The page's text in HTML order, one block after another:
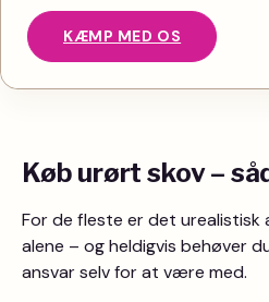
KÆMP MED OS
Køb urørt skov –
For de fleste er det urealistisk
alene – og heldigvis behøver
ansvar selv for at være med.